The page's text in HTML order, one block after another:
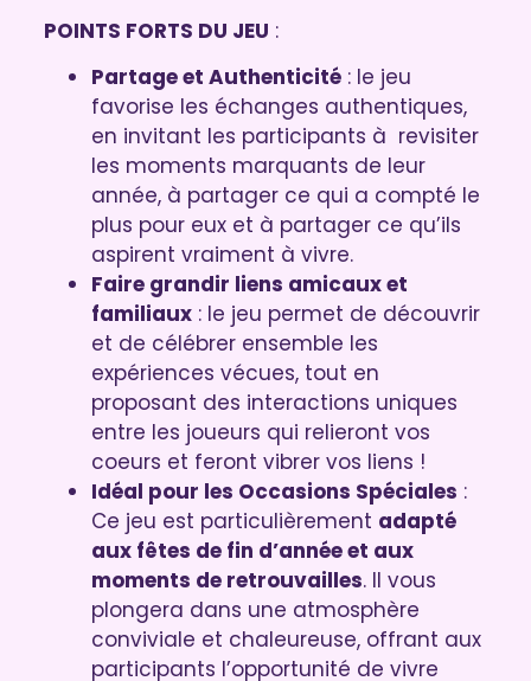
POINTS FORTS DU JEU :
Partage et Authenticité : le jeu
favorise les échanges authentiques,
en invitant les participants à revisiter
les moments marquants de leur
année, à partager ce qui a compté le
plus pour eux et à partager ce qu’ils
aspirent vraiment à vivre.
Faire grandir liens amicaux et
familiaux : le jeu permet de découvrir
et de célébrer ensemble les
expériences vécues, tout en
proposant des interactions uniques
entre les joueurs qui relieront vos
coeurs et feront vibrer vos liens !
Idéal pour les Occasions Spéciales :
Ce jeu est particulièrement adapté
aux fêtes de fin d’année et aux
moments de retrouvailles. Il vous
plongera dans une atmosphère
conviviale et chaleureuse, offrant aux
participants l’opportunité de vivre